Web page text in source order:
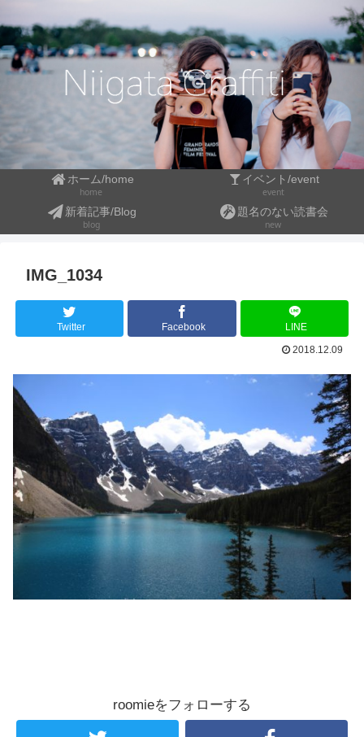
ホーム/home
home
イベント/event
event
新着記事/Blog
blog
題名のない読書会
new
IMG_1034
Twitter Facebook
LINE
2018.12.09
roomieをフォローする